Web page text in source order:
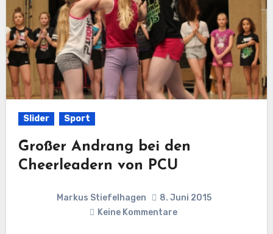
Slider Sport
Großer Andrang bei den
Cheerleadern von PCU
Markus Stiefelhagen
8. Juni 2015
Keine Kommentare